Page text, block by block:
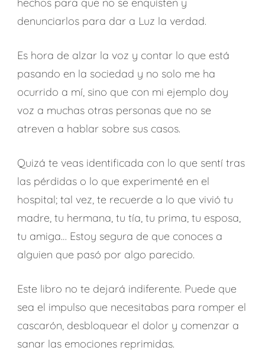
denunciarlos para dar a Luz la verdad.
Es hora de alzar la voz y contar lo que está
pasando en la sociedad y no solo me ha
ocurrido a mí, sino que con mi ejemplo doy
voz a muchas otras personas que no se
atreven a hablar sobre sus casos.
Quizá te veas identificada con lo que sentí tras
las pérdidas o lo que experimenté en el
hospital; tal vez, te recuerde a lo que vivió tu
madre, tu hermana, tu tía, tu prima, tu esposa,
tu amiga… Estoy segura de que conoces a
alguien que pasó por algo parecido.
Este libro no te dejará indiferente. Puede que
sea el impulso que necesitabas para romper el
cascarón, desbloquear el dolor y comenzar a
sanar las emociones reprimidas.